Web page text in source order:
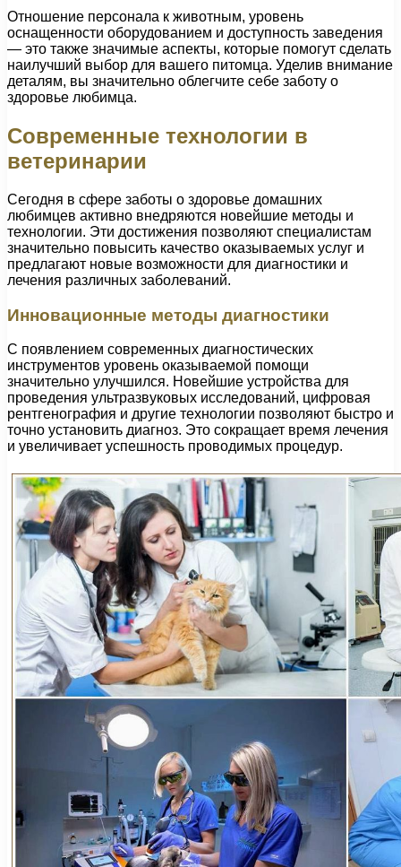
Отношение персонала к животным, уровень
оснащенности оборудованием и доступность заведения
— это также значимые аспекты, которые помогут сделать
наилучший выбор для вашего питомца. Уделив внимание
деталям, вы значительно облегчите себе заботу о
здоровье любимца.
Современные технологии в
ветеринарии
Сегодня в сфере заботы о здоровье домашних
любимцев активно внедряются новейшие методы и
технологии. Эти достижения позволяют специалистам
значительно повысить качество оказываемых услуг и
предлагают новые возможности для диагностики и
лечения различных заболеваний.
Инновационные методы диагностики
С появлением современных диагностических
инструментов уровень оказываемой помощи
значительно улучшился. Новейшие устройства для
проведения ультразвуковых исследований, цифровая
рентгенография и другие технологии позволяют быстро и
точно установить диагноз. Это сокращает время лечения
и увеличивает успешность проводимых процедур.